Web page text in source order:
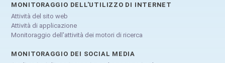
MONITORAGGIO DELL'UTILIZZO DI INTERNET
Attività del sito web
Attività di applicazione
Monitoraggio dell'attività dei motori di ricerca
MONITORAGGIO DEI SOCIAL MEDIA